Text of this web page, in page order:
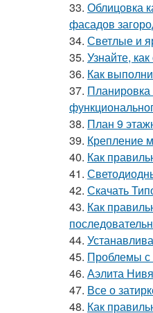
33. Облицовка
фасадов
34. Светлые и
35. Узнайте,
36. Как
37. Планировка
38. План 9
39. Крепление
40. Как
41.
42. Скачать
43. Как
44.
45. Проблемы с
46. Аэлита
47. Все о
48. Как